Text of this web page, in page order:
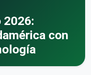
2026:
con